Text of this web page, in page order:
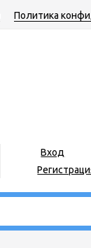
Политика
Вход